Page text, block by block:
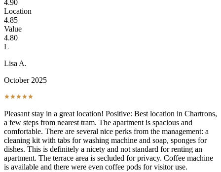
4.90
Location
4.85
Value
4.80
L
Lisa A.
October 2025
Pleasant stay in a great location! Positive: Best location in Chartrons,
a few steps from nearest tram. The apartment is spacious and
comfortable. There are several nice perks from the management: a
cleaning kit with tabs for washing machine and soap, sponges for
dishes. This is definitely a nicety and not standard for renting an
apartment. The terrace area is secluded for privacy. Coffee machine
is available and there were even coffee pods for visitor use.